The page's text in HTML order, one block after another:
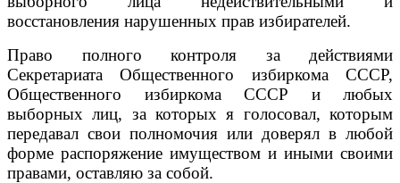
восстановления нарушенных прав избирателей.
Право полного контроля за действиями
Секретариата Общественного избиркома СССР,
Общественного избиркома СССР и любых
выборных лиц, за которых я голосовал, которым
передавал свои полномочия или доверял в любой
форме распоряжение имуществом и иными своими
правами, оставляю за собой.